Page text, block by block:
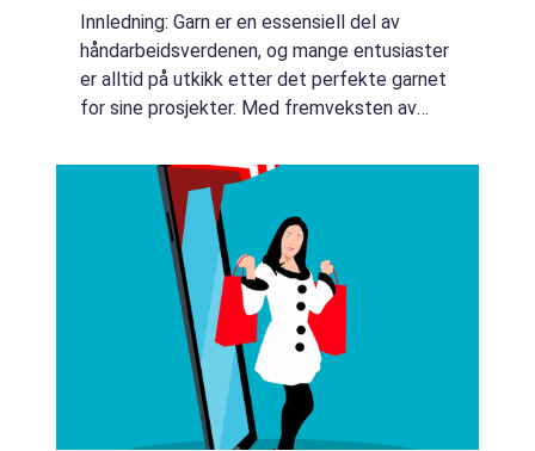
Innledning: Garn er en essensiell del av
håndarbeidsverdenen, og mange entusiaster
er alltid på utkikk etter det perfekte garnet
for sine prosjekter. Med fremveksten av
praktisk å kjøpe garn på nett. I denne art...